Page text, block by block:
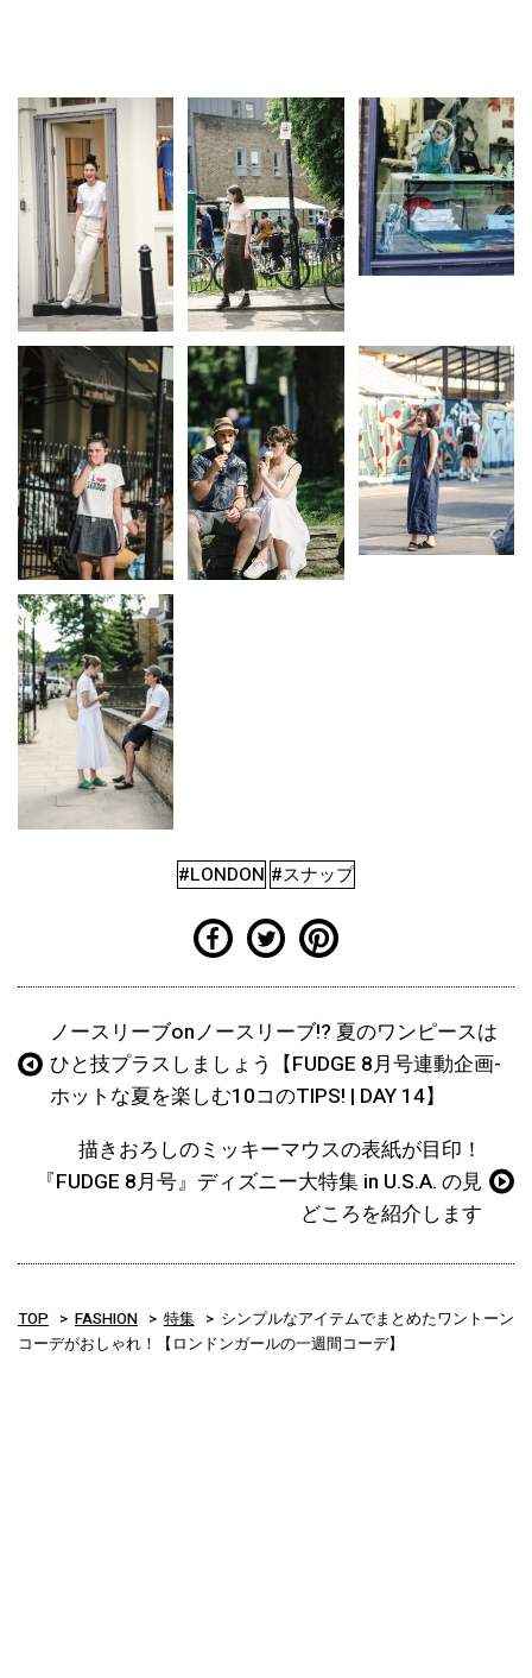
#LONDON #スナップ
ノースリーブonノースリーブ!? 夏のワンピースは
ひと技プラスしましょう【FUDGE 8月号連動企画-
ホットな夏を楽しむ10コのTIPS! | DAY 14】
描きおろしのミッキーマウスの表紙が目印！
『FUDGE 8月号』ディズニー大特集 in U.S.A. の見
どころを紹介します
TOP FASHION 特集
シンプルなアイテムでまとめたワントーン
コーデがおしゃれ！【ロンドンガールの一週間コーデ】